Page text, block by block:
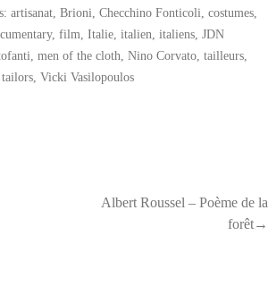
artisanat, Brioni Checchino Fonticoli costumes,
, film Italie, italien italiens, JDN
men of the cloth Nino Corvato tailleurs
tailors Vicki Vasilopoulos
Albert Roussel – Poème de la
forêt→